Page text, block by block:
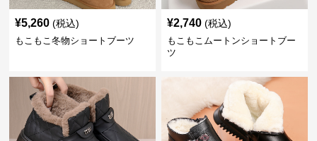
¥5,260 (税込)
もこもこ冬物ショートブーツ
¥2,740 (税込)
もこもこムートンショートブー
ツ